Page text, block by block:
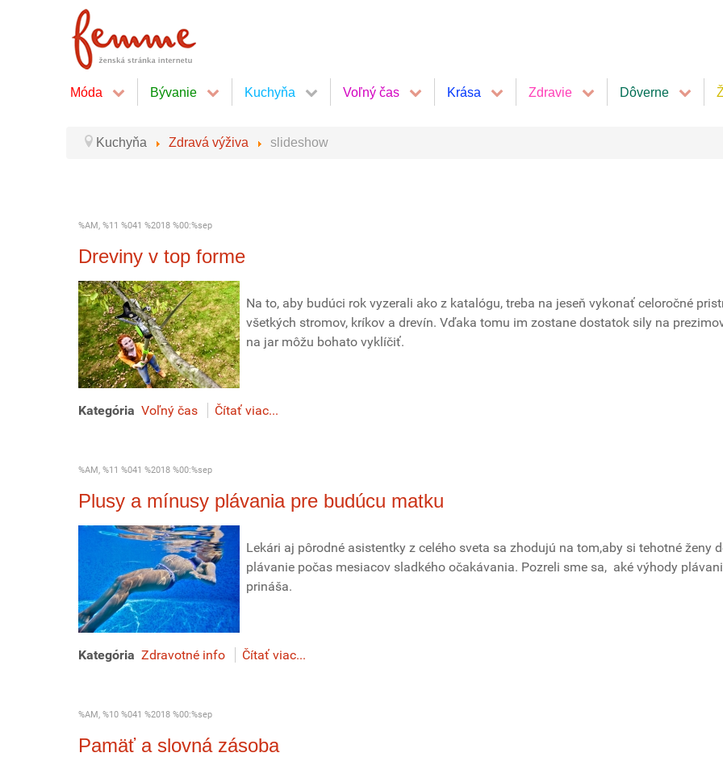
Móda Bývanie Kuchyňa Voľný čas Krása Zdravie Dôverne
Kuchyňa Zdravá výživa slideshow
%AM, %11 %041 %2018 %00:%sep
Dreviny v top forme
Na to, aby budúci rok vyzerali ako z katalógu, treba na jeseň vykonať celoročné
všetkých stromov, kríkov a drevín. Vďaka tomu im zostane dostatok sily na
na jar môžu bohato vyklíčiť.
Kategória Voľný čas Čítať viac...
%AM, %11 %041 %2018 %00:%sep
Plusy a mínusy plávania pre budúcu matku
Lekári aj pôrodné asistentky z celého sveta sa zhodujú na tom,aby si tehotné ženy
plávanie počas mesiacov sladkého očakávania. Pozreli sme sa, aké výhody
prináša.
Kategória Zdravotné info Čítať viac...
%AM, %10 %041 %2018 %00:%sep
Pamäť a slovná zásoba